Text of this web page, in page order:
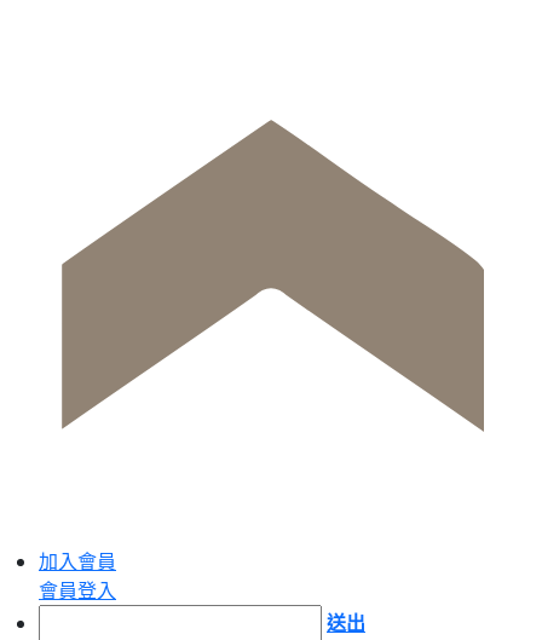
加入會員
會員登入
送出